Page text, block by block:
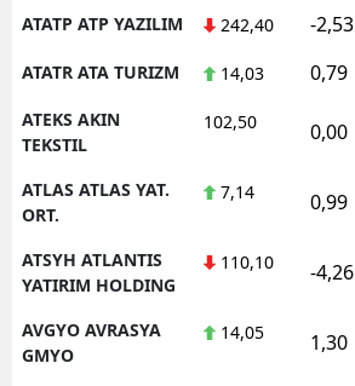
ATATP ATP YAZILIM 242,40 -2,53
ATATR ATA TURIZM 14,03 0,79
ATEKS AKIN
TEKSTIL
102,50 0,00
ATLAS ATLAS YAT.
ORT.
7,14 0,99
ATSYH ATLANTIS
YATIRIM HOLDING
110,10 -4,26
AVGYO AVRASYA
GMYO
14,05 1,30